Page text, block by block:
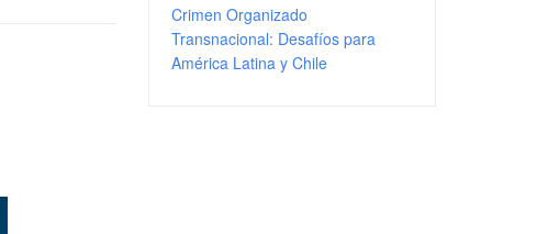
Crimen Organizado
Transnacional: Desafíos para
América Latina y Chile